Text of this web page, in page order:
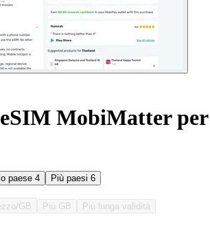
MobiMatter per
paese 4 Più paesi 6
GB Più GB Più lunga validità